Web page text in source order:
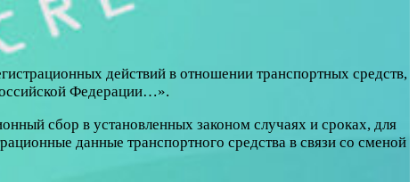
действий в отношении транспортных средств,
Федерации…».
сбор в установленных законом случаях и сроках, для
данные транспортного средства в связи со сменой